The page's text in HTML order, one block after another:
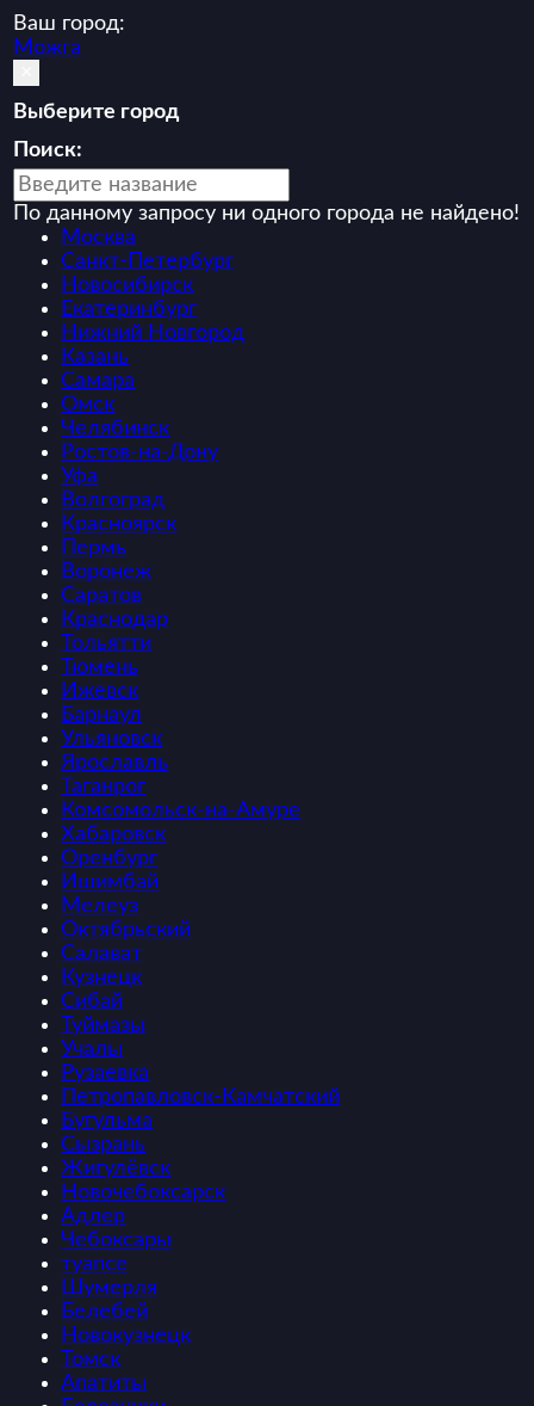
Ваш город:
Можга
Выберите город
Поиск:
По данному запросу ни одного города не найдено!
Москва
Санкт-Петербург
Новосибирск
Екатеринбург
Нижний Новгород
Казань
Самара
Омск
Челябинск
Ростов-на-Дону
Уфа
Волгоград
Красноярск
Пермь
Воронеж
Саратов
Краснодар
Тольятти
Тюмень
Ижевск
Барнаул
Ульяновск
Ярославль
Таганрог
Комсомольск-на-Амуре
Хабаровск
Оренбург
Ишимбай
Мелеуз
Октябрьский
Салават
Кузнецк
Сибай
Туймазы
Учалы
Рузаевка
Петропавловск-Камчатский
Бугульма
Сызрань
Жигулёвск
Новочебоксарск
Адлер
Чебоксары
туапсе
Шумерля
Белебей
Новокузнецк
Томск
Апатиты